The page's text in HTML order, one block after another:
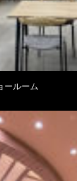
ールーム